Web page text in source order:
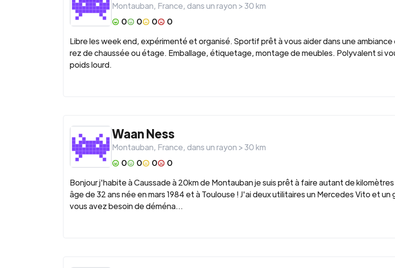
Montauban, France, dans un rayon >30km
0
0 0
0
Libre les week end, expérimenté et organisé. Sportif prêt à vous aider dans une
rez de chaussée ou étage. Emballage, étiquetage, montage de meubles. Polyvalent si
poids lourd.
Waan Ness
Montauban, France, dans un rayon >30km
0
0 0
0
Bonjour j'habite à Caussade à 20km de Montauban je suis prêt à faire autant de
âge de 32 ans née en mars 1984 et à Toulouse ! J'ai deux utilitaires un Mercedes Vito et
vous avez besoin de déména...